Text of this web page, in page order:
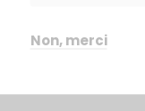
Non, merci